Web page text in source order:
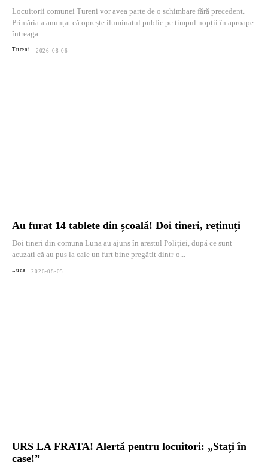
Locuitorii comunei Tureni vor avea parte de o schimbare fără precedent.
Primăria a anunțat că oprește iluminatul public pe timpul nopții în aproape
întreaga...
Tureni 2026-08-06
Au furat 14 tablete din școală! Doi tineri, reținuți
Doi tineri din comuna Luna au ajuns în arestul Poliției, după ce sunt
acuzați că au pus la cale un furt bine pregătit dintr-o...
Luna 2026-08-05
URS LA FRATA! Alertă pentru locuitori: „Stați în
case!”